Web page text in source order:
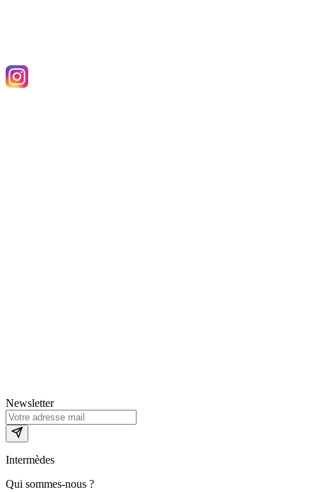
Newsletter
Intermèdes
Qui sommes-nous ?